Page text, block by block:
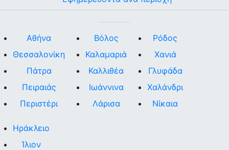
Αθήνα
Θεσσαλονίκη
Πάτρα
Πειραιάς
Περιστέρι
Βόλος
Καλαμαριά
Καλλιθέα
Ιωάννινα
Λάρισα
Ρόδος
Χανιά
Γλυφάδα
Χαλάνδρι
Νίκαια
Ηράκλειο
Ίλιον